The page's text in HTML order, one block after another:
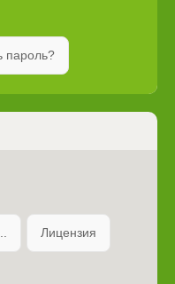
пароль?
Лицензия